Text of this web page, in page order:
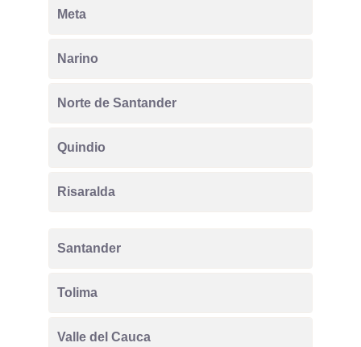
Meta
Narino
Norte de Santander
Quindio
Risaralda
Santander
Tolima
Valle del Cauca